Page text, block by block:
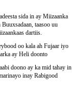
sida in ay Miizaanka
taasoo uu
dartiis.
oo kala ah Fujaar iyo
ay Heli doonto
doono ay ka mid tahay in
inay Rabigood